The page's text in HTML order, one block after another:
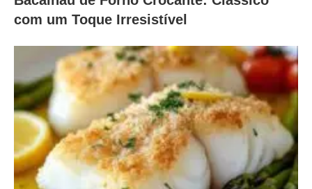
com um Toque Irresistível